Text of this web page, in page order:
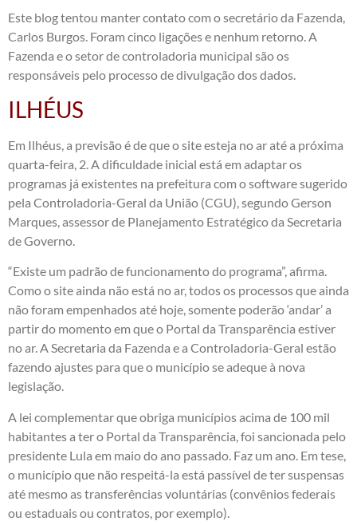
Este blog tentou manter contato com o secretário da Fazenda,
Carlos Burgos. Foram cinco ligações e nenhum retorno. A
Fazenda e o setor de controladoria municipal são os
responsáveis pelo processo de divulgação dos dados.
ILHÉUS
Em Ilhéus, a previsão é de que o site esteja no ar até a próxima
quarta-feira, 2. A dificuldade inicial está em adaptar os
programas já existentes na prefeitura com o software sugerido
pela Controladoria-Geral da União (CGU), segundo Gerson
Marques, assessor de Planejamento Estratégico da Secretaria
de Governo.
“Existe um padrão de funcionamento do programa”, afirma.
Como o site ainda não está no ar, todos os processos que ainda
não foram empenhados até hoje, somente poderão ‘andar’ a
partir do momento em que o Portal da Transparência estiver
no ar. A Secretaria da Fazenda e a Controladoria-Geral estão
fazendo ajustes para que o município se adeque à nova
legislação.
A lei complementar que obriga municípios acima de 100 mil
habitantes a ter o Portal da Transparência, foi sancionada pelo
presidente Lula em maio do ano passado. Faz um ano. Em tese,
o município que não respeitá-la está passível de ter suspensas
até mesmo as transferências voluntárias (convênios federais
ou estaduais ou contratos, por exemplo).